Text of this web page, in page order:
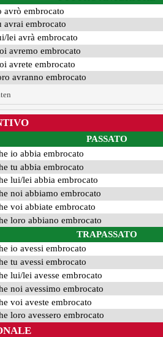
avrò embrocato
avrai embrocato
lei avrà embrocato
avremo embrocato
avrete embrocato
avranno embrocato
PASSATO
io abbia embrocato
tu abbia embrocato
lui/lei abbia embrocato
noi abbiamo embrocato
voi abbiate embrocato
loro abbiano embrocato
TRAPASSATO
io avessi embrocato
tu avessi embrocato
lui/lei avesse embrocato
noi avessimo embrocato
voi aveste embrocato
loro avessero embrocato